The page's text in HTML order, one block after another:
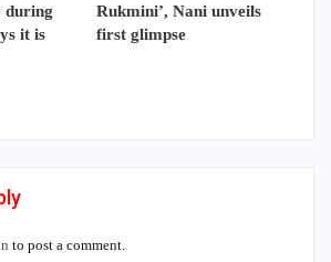
during
it is
Rukmini’, Nani unveils
first glimpse
to post a comment.